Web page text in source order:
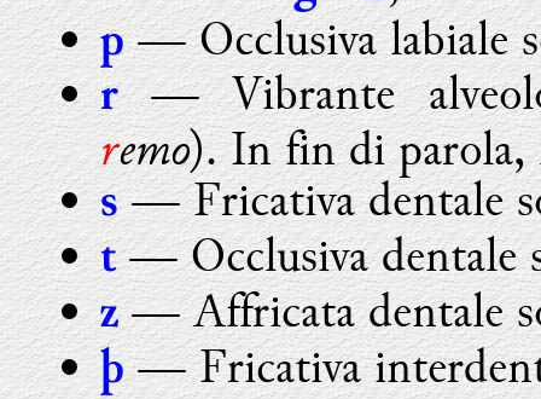
p — Occlusiva labiale
r
— Vibrante
remo). In fin di parola,
s — Fricativa dentale
t — Occlusiva
z — Affricata dentale
þ — Fricativa